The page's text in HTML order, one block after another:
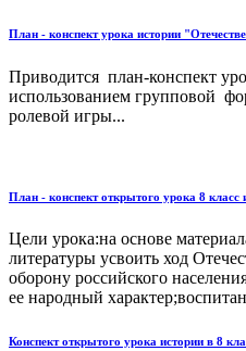
План - конспект урока истории
Приводится план-конспект
использованием групповой
ролевой игры...
План - конспект открытого урока 8 класс
Цели урока:на основе
литературы усвоить ход
оборону российского
ее народный
Конспект открытого урока истории в 8